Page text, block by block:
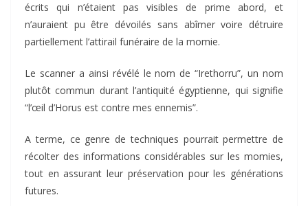
écrits qui n’étaient pas visibles de prime abord, et
n’auraient pu être dévoilés sans abîmer voire détruire
partiellement l’attirail funéraire de la momie.
Le scanner a ainsi révélé le nom de “Irethorru”, un nom
plutôt commun durant l’antiquité égyptienne, qui signifie
“l’œil d’Horus est contre mes ennemis”.
A terme, ce genre de techniques pourrait permettre de
récolter des informations considérables sur les momies,
tout en assurant leur préservation pour les générations
futures.